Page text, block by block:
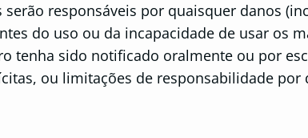
responsáveis ​​por quaisquer danos
do uso ou da incapacidade de usar os
tenha sido notificado oralmente ou por
ou limitações de responsabilidade